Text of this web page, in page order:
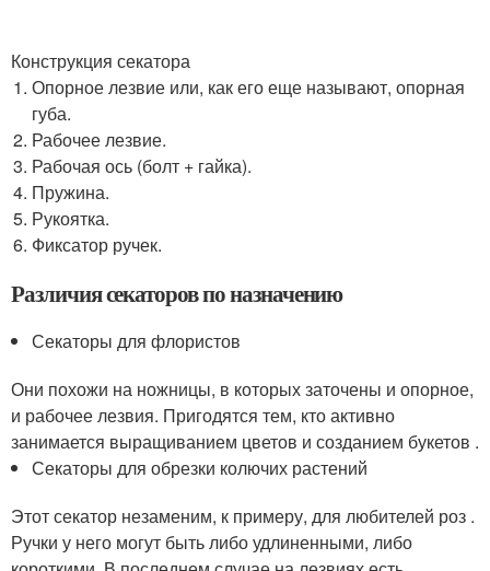
Конструкция секатора
Опорное лезвие или, как его еще называют, опорная
губа.
Рабочее лезвие.
Рабочая ось (болт + гайка).
Пружина.
Рукоятка.
Фиксатор ручек.
Различия секаторов по назначению
Секаторы для флористов
Они похожи на ножницы, в которых заточены и опорное,
и рабочее лезвия. Пригодятся тем, кто активно
занимается выращиванием цветов и созданием букетов .
Секаторы для обрезки колючих растений
Этот секатор незаменим, к примеру, для любителей роз .
Ручки у него могут быть либо удлиненными, либо